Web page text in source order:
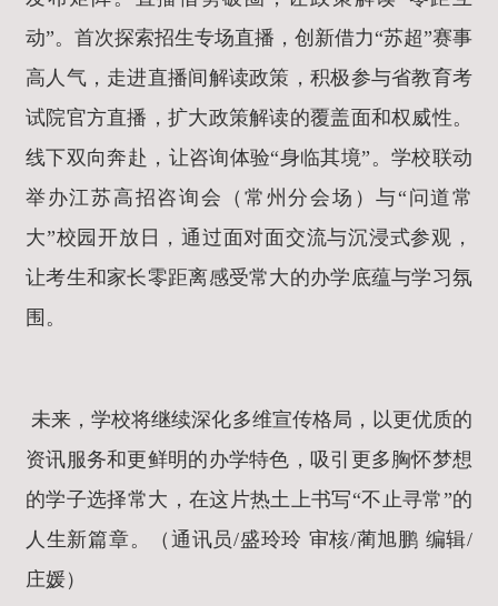
动”。首次探索招生专场直播，创新借力“苏超”赛事
高人气，走进直播间解读政策，积极参与省教育考
试院官方直播，扩大政策解读的覆盖面和权威性。
线下双向奔赴，让咨询体验“身临其境”。学校联动
举办江苏高招咨询会（常州分会场）与“问道常
大”校园开放日，通过面对面交流与沉浸式参观，
让考生和家长零距离感受常大的办学底蕴与学习氛
围。
未来，学校将继续深化多维宣传格局，以更优质的
资讯服务和更鲜明的办学特色，吸引更多胸怀梦想
的学子选择常大，在这片热土上书写“不止寻常”的
人生新篇章。（通讯员/盛玲玲 审核/蔺旭鹏 编辑/
庄媛）